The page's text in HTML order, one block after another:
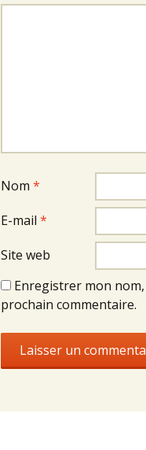
Nom *
E-mail *
Site web
Enregistrer mon
prochain commentaire.